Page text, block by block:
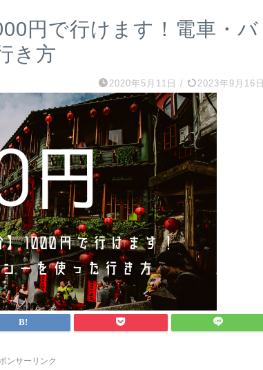
円で行けます！電車・バ
き方
2020年5月11日 / 2023年9月16日
ンサーリンク